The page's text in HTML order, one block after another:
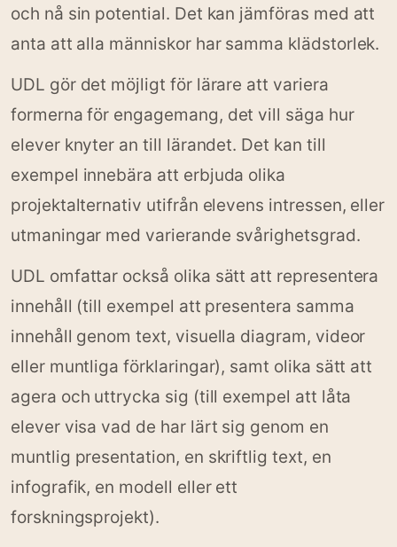
och nå sin potential. Det kan jämföras med att
anta att alla människor har samma klädstorlek.
UDL gör det möjligt för lärare att variera
formerna för engagemang, det vill säga hur
elever knyter an till lärandet. Det kan till
exempel innebära att erbjuda olika
projektalternativ utifrån elevens intressen, eller
utmaningar med varierande svårighetsgrad.
UDL omfattar också olika sätt att representera
innehåll (till exempel att presentera samma
innehåll genom text, visuella diagram, videor
eller muntliga förklaringar), samt olika sätt att
agera och uttrycka sig (till exempel att låta
elever visa vad de har lärt sig genom en
muntlig presentation, en skriftlig text, en
infografik, en modell eller ett
forskningsprojekt).